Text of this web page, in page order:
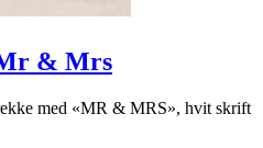
& Mrs
med «MR & MRS», hvit skrift